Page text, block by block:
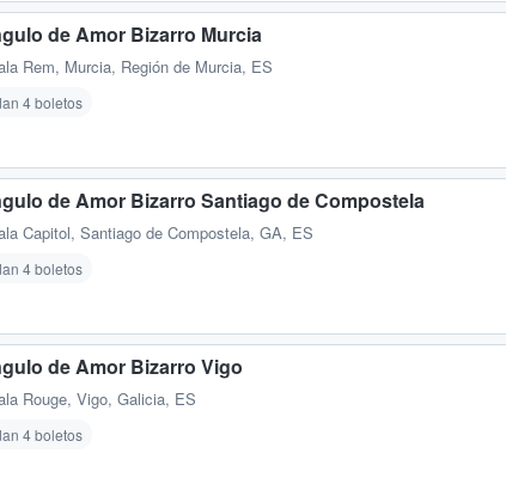
de Amor Bizarro Murcia
Rem, Murcia, Región de Murcia, ES
4 boletos
de Amor Bizarro Santiago de Compostela
Capitol, Santiago de Compostela, GA, ES
4 boletos
de Amor Bizarro Vigo
Rouge, Vigo, Galicia, ES
4 boletos